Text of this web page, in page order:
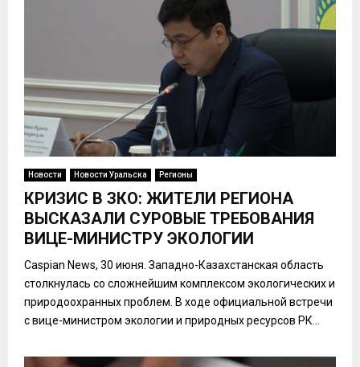
Новости Новости Уральска Регионы
КРИЗИС В ЗКО: ЖИТЕЛИ РЕГИОНА
ВЫСКАЗАЛИ СУРОВЫЕ ТРЕБОВАНИЯ
ВИЦЕ-МИНИСТРУ ЭКОЛОГИИ
Caspian News, 30 июня. Западно-Казахстанская область
столкнулась со сложнейшим комплексом экологических и
природоохранных проблем. В ходе официальной встречи
с вице-министром экологии и природных ресурсов РК...